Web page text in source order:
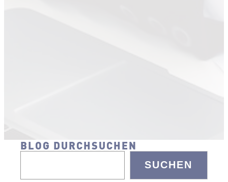
BLOG DURCHSUCHEN
SUCHEN